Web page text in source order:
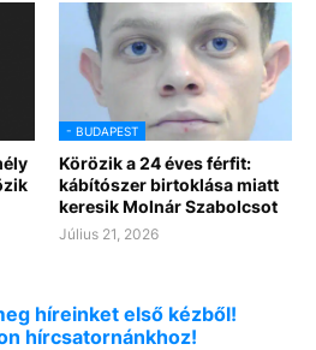
- BUDAPEST
Körözik a 24 éves férfit:
kábítószer birtoklása miatt
keresik Molnár Szabolcsot
Július 21, 2026
híreinket első kézből!
hírcsatornánkhoz!